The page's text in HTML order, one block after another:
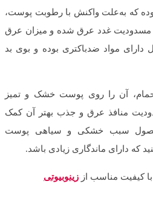
که به‌علت واکنش با رطوبت پوست،
مسدودیت غدد عرق شده و میزان عرق
مواد ضدباکتری بوده و بوی بد
حمام، آن را روی پوست خشک و تمیز
منافذ عرق و جذب بهتر آن کمک
سبب خشکی و سیاهی پوست
که دارای ماندگاری زیادی باشد.
کیفیت مناسب از زینوبیوتی